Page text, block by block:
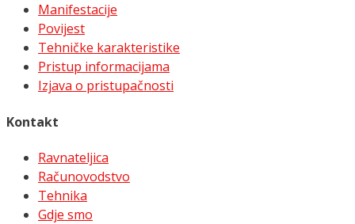
Manifestacije
Povijest
Tehničke karakteristike
Pristup informacijama
Izjava o pristupačnosti
Kontakt
Ravnateljica
Računovodstvo
Tehnika
Gdje smo